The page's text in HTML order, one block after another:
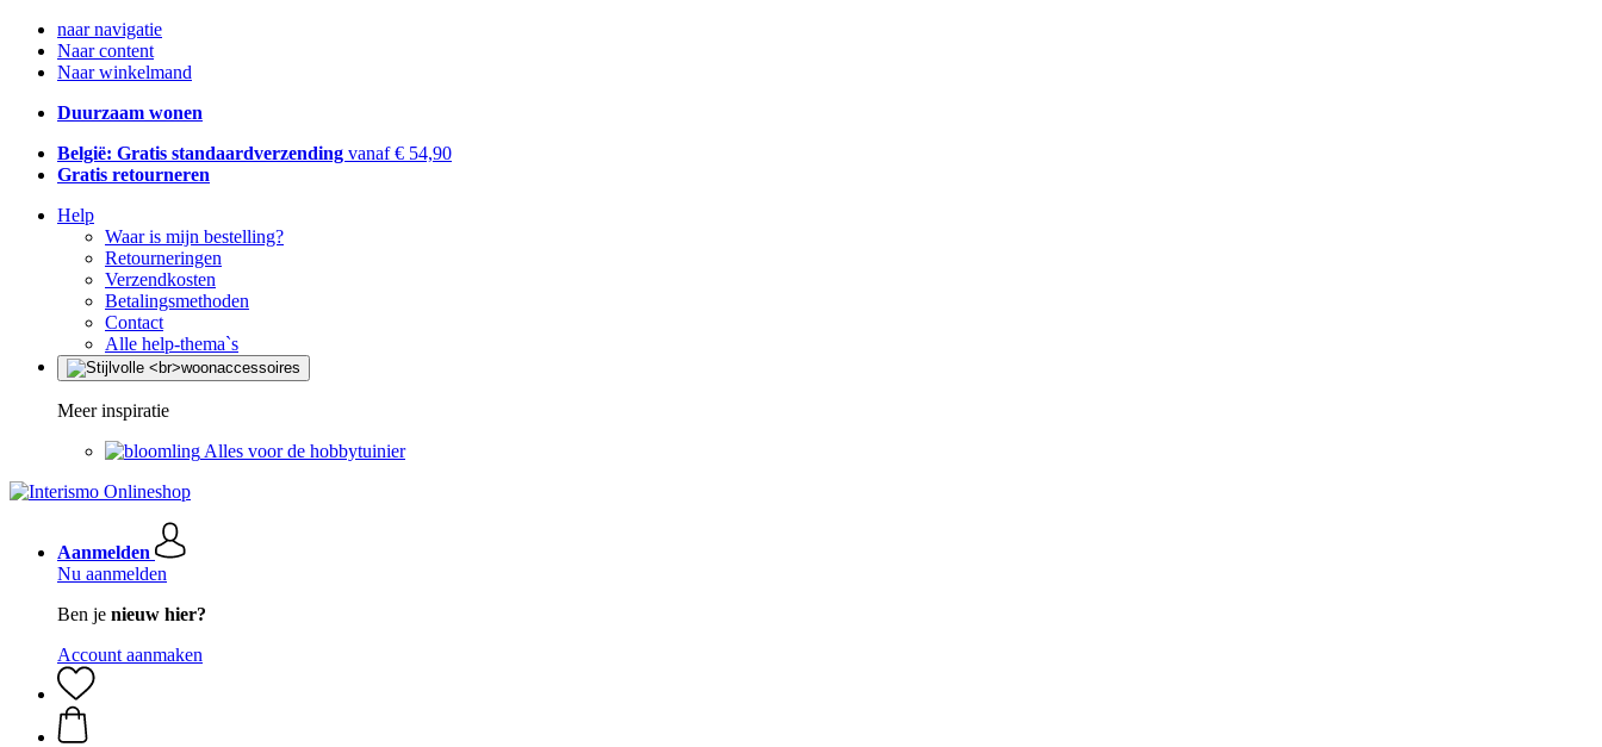
naar navigatie
Naar content
Naar winkelmand
Duurzaam wonen
België: Gratis standaardverzending vanaf € 54,90
Gratis retourneren
Help
Waar is mijn bestelling?
Retourneringen
Verzendkosten
Betalingsmethoden
Contact
Alle help-thema`s
Meer inspiratie
Alles voor de hobbytuinier
Aanmelden
Nu aanmelden
Ben je nieuw hier?
Account aanmaken